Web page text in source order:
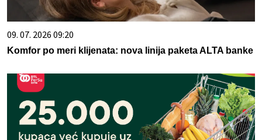
09. 07. 2026 09:20
Komfor po meri klijenata: nova linija paketa ALTA banke